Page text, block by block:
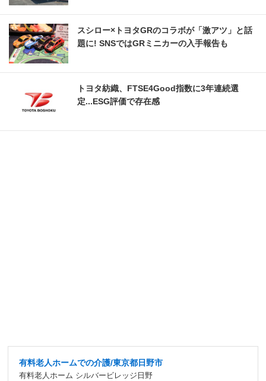
スシロー×トヨタGRのコラボが「激アツ」と話
題に! SNSではGRミニカーの入手報告も
トヨタ紡織、FTSE4Good指数に3年連続選
定...ESG評価で存在感
有料老人ホームでの介護/東京都日野市
有料老人ホーム シルバービレッジ日野